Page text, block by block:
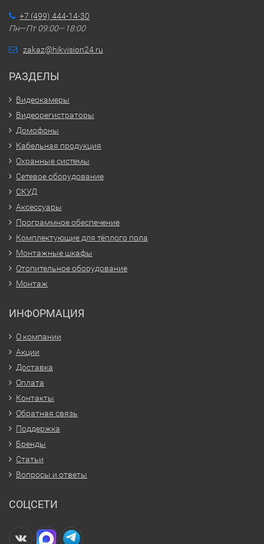
+7 (499) 444-14-30
Пн—Пт 09:00—18:00
zakaz@hikvision24.ru
РАЗДЕЛЫ
Видеокамеры
Видеорегистраторы
Домофоны
Кабельная продукция
Охранные системы
Сетевое оборудование
СКУД
Аксессуары
Программное обеспечение
Комплектующие для тёплого пола
Монтажные шкафы
Отопительное оборудование
Монтаж
ИНФОРМАЦИЯ
О компании
Акции
Доставка
Оплата
Контакты
Обратная связь
Поддержка
Бренды
Статьи
Вопросы и ответы
СОЦСЕТИ